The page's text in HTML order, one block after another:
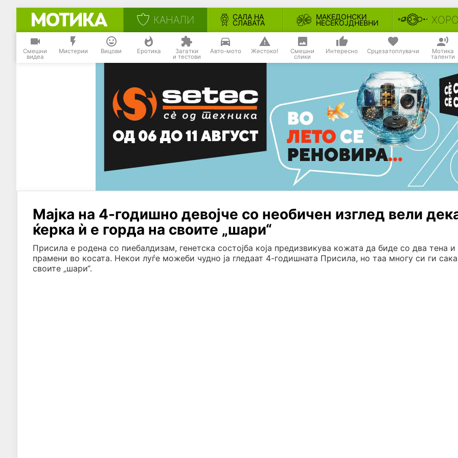
КАНАЛИ САЛА НА
СЛАВАТА
МАКЕДОНСКИ
НЕСЕКОЈДНЕВНИ
Смешни
видеа
Мистерии Вицови Еротика Загатки
и тестови
Авто-мото Жестоко! Смешни
слики
Интересно Срцезатоплувачи Мотика
таленти
Мајка на 4-годишно девојче со необичен изглед вели
ќерка ѝ е горда на своите „шари“
Присила е родена со пиебалдизам, генетска состојба која предизвикува кожата да биде со два тена и
прамени во косата. Некои луѓе можеби чудно ја гледаат 4-годишната Присила, но таа многу си ги сака
своите „шари“.